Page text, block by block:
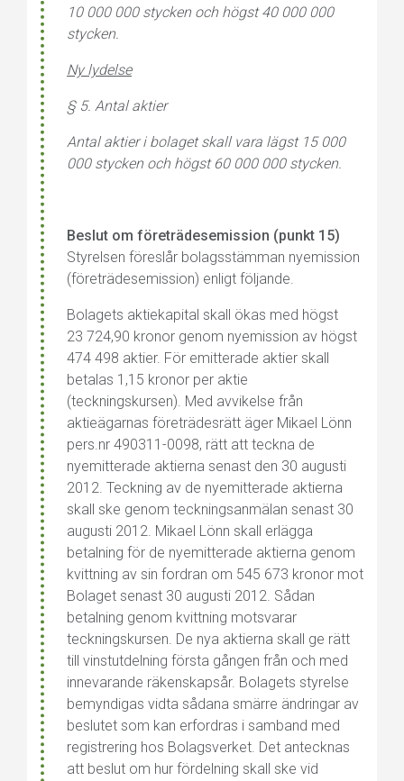
10 000 000 stycken och högst 40 000 000
stycken.
Ny lydelse
§ 5. Antal aktier
Antal aktier i bolaget skall vara lägst 15 000
000 stycken och högst 60 000 000 stycken.
Beslut om företrädesemission (punkt 15)
Styrelsen föreslår bolagsstämman nyemission
(företrädesemission) enligt följande.
Bolagets aktiekapital skall ökas med högst
23 724,90 kronor genom nyemission av högst
474 498 aktier. För emitterade aktier skall
betalas 1,15 kronor per aktie
(teckningskursen). Med avvikelse från
aktieägarnas företrädesrätt äger Mikael Lönn
pers.nr 490311-0098, rätt att teckna de
nyemitterade aktierna senast den 30 augusti
2012. Teckning av de nyemitterade aktierna
skall ske genom teckningsanmälan senast 30
augusti 2012. Mikael Lönn skall erlägga
betalning för de nyemitterade aktierna genom
kvittning av sin fordran om 545 673 kronor mot
Bolaget senast 30 augusti 2012. Sådan
betalning genom kvittning motsvarar
teckningskursen. De nya aktierna skall ge rätt
till vinstutdelning första gången från och med
inne­varande räkenskapsår. Bolagets styrelse
bemyndigas vidta sådana smärre ändringar av
beslutet som kan erfordras i samband med
registrering hos Bolagsverket. Det antecknas
att beslut om hur fördelning skall ske vid